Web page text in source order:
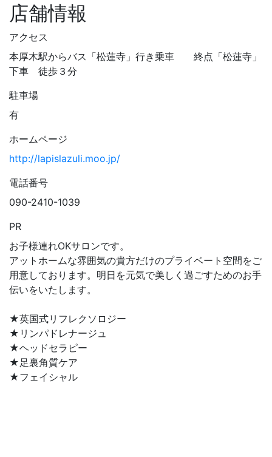
店舗情報
アクセス
本厚木駅からバス「松蓮寺」行き乗車 終点「松蓮寺」
下車 徒歩３分
駐車場
有
ホームページ
http://lapislazuli.moo.jp/
電話番号
090-2410-1039
PR
お子様連れOKサロンです。
アットホームな雰囲気の貴方だけのプライベート空間をご
用意しております。明日を元気で美しく過ごすためのお手
伝いをいたします。
★英国式リフレクソロジー
★リンパドレナージュ
★ヘッドセラピー
★足裏角質ケア
★フェイシャル